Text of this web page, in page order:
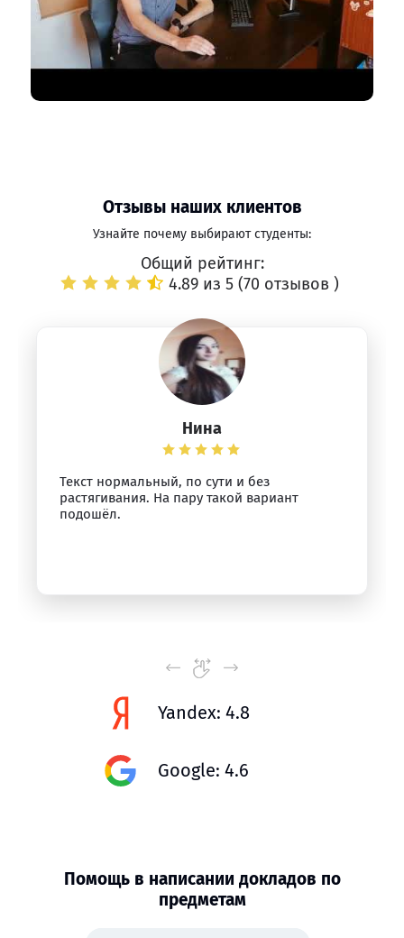
Отзывы наших клиентов
Узнайте почему выбирают студенты:
Общий рейтинг:
4.89 из 5 (70 отзывов )
Нина
Текст нормальный, по сути и без
растягивания. На пару такой вариант
подошёл.
Yandex: 4.8
Google: 4.6
Помощь в написании докладов по
предметам